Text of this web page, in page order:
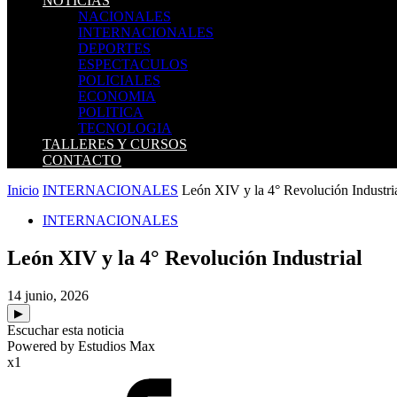
NACIONALES
INTERNACIONALES
DEPORTES
ESPECTACULOS
POLICIALES
ECONOMIA
POLITICA
TECNOLOGIA
TALLERES Y CURSOS
CONTACTO
Inicio INTERNACIONALES León XIV y la 4° Revolución
INTERNACIONALES
León XIV y la 4° Revolución Industrial
14 junio, 2026
▶
Escuchar esta noticia
Powered by Estudios Max
x1